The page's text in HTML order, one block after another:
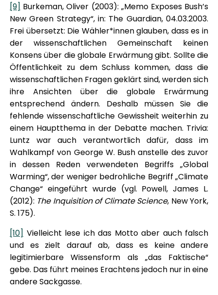
[9] Burkeman, Oliver (2003): „Memo Exposes Bush’s
New Green Strategy“, in: The Guardian, 04.03.2003.
Frei übersetzt: Die Wähler*innen glauben, dass es in
der wissenschaftlichen Gemeinschaft keinen
Konsens über die globale Erwärmung gibt. Sollte die
Öffentlichkeit zu dem Schluss kommen, dass die
wissenschaftlichen Fragen geklärt sind, werden sich
ihre Ansichten über die globale Erwärmung
entsprechend ändern. Deshalb müssen Sie die
fehlende wissenschaftliche Gewissheit weiterhin zu
einem Hauptthema in der Debatte machen. Trivia:
Luntz war auch verantwortlich dafür, dass im
Wahlkampf von George W. Bush anstelle des zuvor
in dessen Reden verwendeten Begriffs „Global
Warming“, der weniger bedrohliche Begriff „Climate
Change“ eingeführt wurde (vgl. Powell, James L.
(2012): The Inquisition of Climate Science, New York,
S. 175).
[10] Vielleicht lese ich das Motto aber auch falsch
und es zielt darauf ab, dass es keine andere
legitimierbare Wissensform als „das Faktische“
gebe. Das führt meines Erachtens jedoch nur in eine
andere Sackgasse.